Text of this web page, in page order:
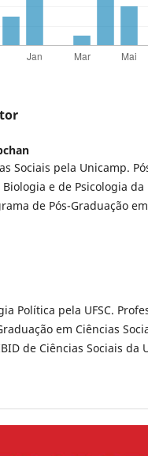
Sociais pela Unicamp.
e de Psicologia da
de Pós-Graduação
Política pela UFSC.
em Ciências
de Ciências Sociais da